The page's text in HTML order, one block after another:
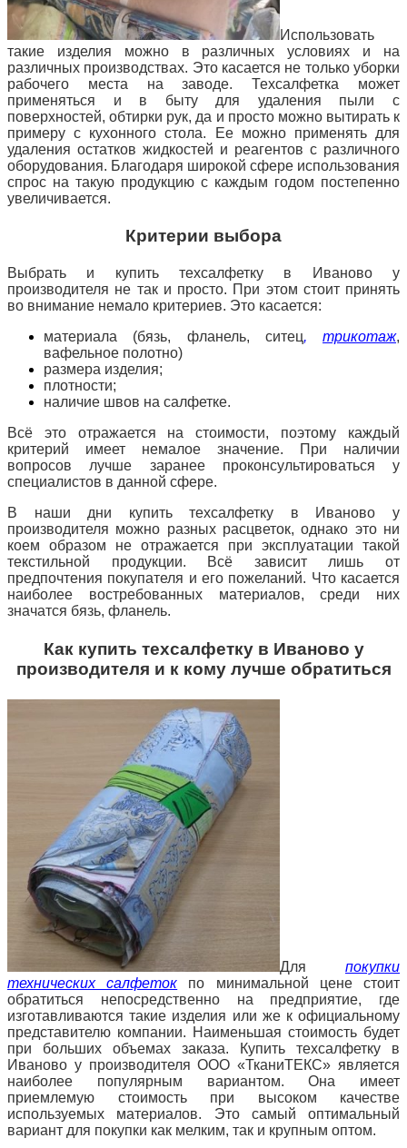
Использовать
такие изделия можно в различных условиях и на
различных производствах. Это касается не только уборки
рабочего места на заводе. Техсалфетка может
применяться и в быту для удаления пыли с
поверхностей, обтирки рук, да и просто можно вытирать к
примеру с кухонного стола. Ее можно применять для
удаления остатков жидкостей и реагентов с различного
оборудования. Благодаря широкой сфере использования
спрос на такую продукцию с каждым годом постепенно
увеличивается.
Критерии выбора
Выбрать и купить техсалфетку в Иваново у
производителя не так и просто. При этом стоит принять
во внимание немало критериев. Это касается:
материала (бязь, фланель, ситец, трикотаж,
вафельное полотно)
размера изделия;
плотности;
наличие швов на салфетке.
Всё это отражается на стоимости, поэтому каждый
критерий имеет немалое значение. При наличии
вопросов лучше заранее проконсультироваться у
специалистов в данной сфере.
В наши дни купить техсалфетку в Иваново у
производителя можно разных расцветок, однако это ни
коем образом не отражается при эксплуатации такой
текстильной продукции. Всё зависит лишь от
предпочтения покупателя и его пожеланий. Что касается
наиболее востребованных материалов, среди них
значатся бязь, фланель.
Как купить техсалфетку в Иваново у
производителя и к кому лучше обратиться
Для покупки
технических салфеток по минимальной цене стоит
обратиться непосредственно на предприятие, где
изготавливаются такие изделия или же к официальному
представителю компании. Наименьшая стоимость будет
при больших объемах заказа. Купить техсалфетку в
Иваново у производителя ООО «ТканиТЕКС» является
наиболее популярным вариантом. Она имеет
приемлемую стоимость при высоком качестве
используемых материалов. Это самый оптимальный
вариант для покупки как мелким, так и крупным оптом.